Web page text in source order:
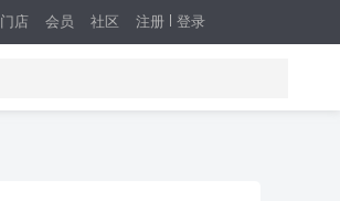
注册 登录
门店 会员 社区